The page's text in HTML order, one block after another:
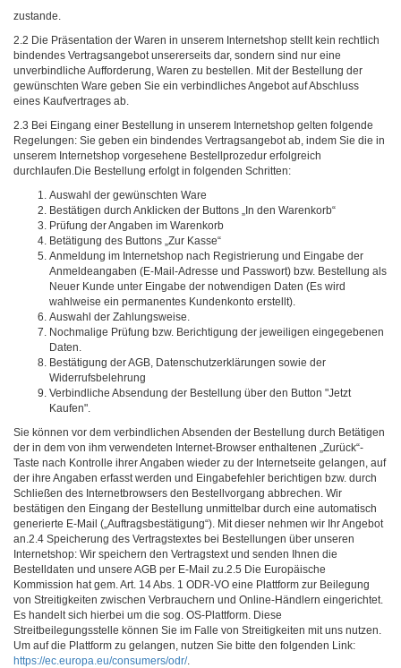
zustande.
2.2 Die Präsentation der Waren in unserem Internetshop stellt kein rechtlich
bindendes Vertragsangebot unsererseits dar, sondern sind nur eine
unverbindliche Aufforderung, Waren zu bestellen. Mit der Bestellung der
gewünschten Ware geben Sie ein verbindliches Angebot auf Abschluss
eines Kaufvertrages ab.
2.3 Bei Eingang einer Bestellung in unserem Internetshop gelten folgende
Regelungen: Sie geben ein bindendes Vertragsangebot ab, indem Sie die in
unserem Internetshop vorgesehene Bestellprozedur erfolgreich
durchlaufen.Die Bestellung erfolgt in folgenden Schritten:
Auswahl der gewünschten Ware
Bestätigen durch Anklicken der Buttons „In den Warenkorb“
Prüfung der Angaben im Warenkorb
Betätigung des Buttons „Zur Kasse“
Anmeldung im Internetshop nach Registrierung und Eingabe der
Anmeldeangaben (E-Mail-Adresse und Passwort) bzw. Bestellung als
Neuer Kunde unter Eingabe der notwendigen Daten (Es wird
wahlweise ein permanentes Kundenkonto erstellt).
Auswahl der Zahlungsweise.
Nochmalige Prüfung bzw. Berichtigung der jeweiligen eingegebenen
Daten.
Bestätigung der AGB, Datenschutzerklärungen sowie der
Widerrufsbelehrung
Verbindliche Absendung der Bestellung über den Button "Jetzt
Kaufen".
Sie können vor dem verbindlichen Absenden der Bestellung durch Betätigen
der in dem von ihm verwendeten Internet-Browser enthaltenen „Zurück“-
Taste nach Kontrolle ihrer Angaben wieder zu der Internetseite gelangen, auf
der ihre Angaben erfasst werden und Eingabefehler berichtigen bzw. durch
Schließen des Internetbrowsers den Bestellvorgang abbrechen. Wir
bestätigen den Eingang der Bestellung unmittelbar durch eine automatisch
generierte E-Mail („Auftragsbestätigung“). Mit dieser nehmen wir Ihr Angebot
an.2.4 Speicherung des Vertragstextes bei Bestellungen über unseren
Internetshop: Wir speichern den Vertragstext und senden Ihnen die
Bestelldaten und unsere AGB per E-Mail zu.2.5 Die Europäische
Kommission hat gem. Art. 14 Abs. 1 ODR-VO eine Plattform zur Beilegung
von Streitigkeiten zwischen Verbrauchern und Online-Händlern eingerichtet.
Es handelt sich hierbei um die sog. OS-Plattform. Diese
Streitbeilegungsstelle können Sie im Falle von Streitigkeiten mit uns nutzen.
Um auf die Plattform zu gelangen, nutzen Sie bitte den folgenden Link:
https://ec.europa.eu/consumers/odr/.